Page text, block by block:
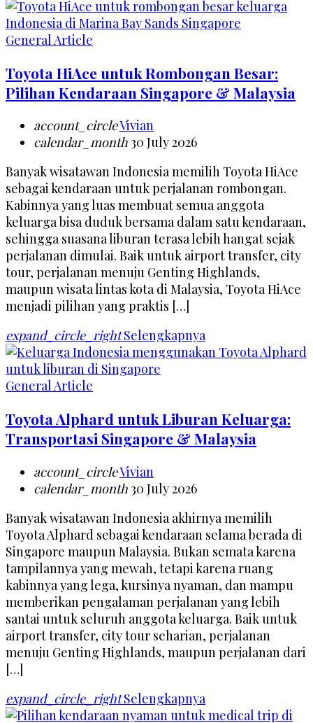
General Article
Toyota HiAce untuk Rombongan Besar:
Pilihan Kendaraan Singapore & Malaysia
account_circleVivian
calendar_month 30 July 2026
Banyak wisatawan Indonesia memilih Toyota HiAce
sebagai kendaraan untuk perjalanan rombongan.
Kabinnya yang luas membuat semua anggota
keluarga bisa duduk bersama dalam satu kendaraan,
sehingga suasana liburan terasa lebih hangat sejak
perjalanan dimulai. Baik untuk airport transfer, city
tour, perjalanan menuju Genting Highlands,
maupun wisata lintas kota di Malaysia, Toyota HiAce
menjadi pilihan yang praktis […]
expand_circle_rightSelengkapnya
General Article
Toyota Alphard untuk Liburan Keluarga:
Transportasi Singapore & Malaysia
account_circleVivian
calendar_month 30 July 2026
Banyak wisatawan Indonesia akhirnya memilih
Toyota Alphard sebagai kendaraan selama berada di
Singapore maupun Malaysia. Bukan semata karena
tampilannya yang mewah, tetapi karena ruang
kabinnya yang lega, kursinya nyaman, dan mampu
memberikan pengalaman perjalanan yang lebih
santai untuk seluruh anggota keluarga. Baik untuk
airport transfer, city tour seharian, perjalanan
menuju Genting Highlands, maupun perjalanan dari
[…]
expand_circle_rightSelengkapnya